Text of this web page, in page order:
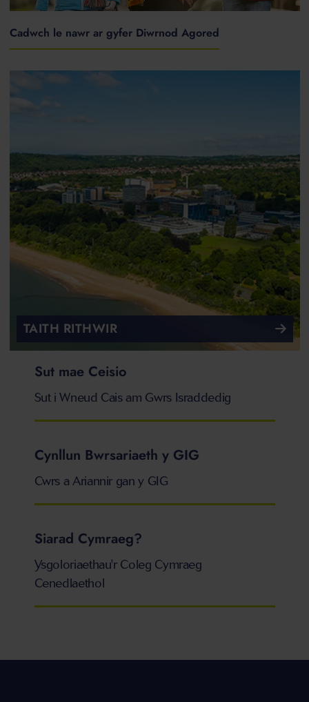
Cadwch le nawr ar gyfer Diwrnod Agored
TAITH RITHWIR
Sut mae Ceisio
Sut i Wneud Cais am Gwrs Israddedig
Cynllun Bwrsariaeth y GIG
Cwrs a Ariannir gan y GIG
Siarad Cymraeg?
Ysgoloriaethau'r Coleg Cymraeg
Cenedlaethol